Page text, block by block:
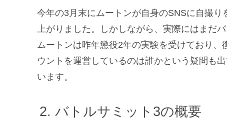
今年の3月末にムートンが自身のSNSに自撮
上がりました。しかしながら、実際にはまだ
ムートンは昨年懲役2年の実験を受けており
ウントを運営しているのは誰かという疑問も
います。
バトルサミット3の概要